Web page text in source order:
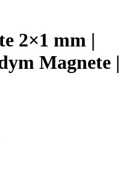
2×1 mm |
Magnete |